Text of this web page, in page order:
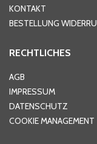
Ort*
Telefon
KONTAKT
BESTELLUNG
RECHTLICHES
AGB
IMPRESSUM
DATENSCHUTZ
COOKIE MANAGEMENT